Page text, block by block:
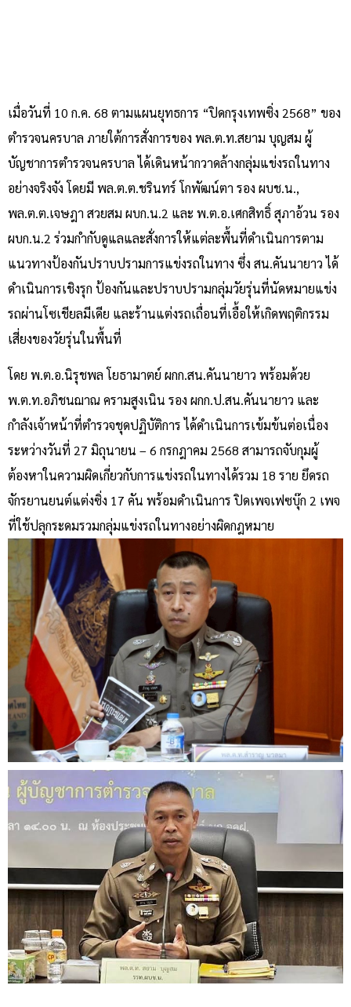
เมื่อวันที่ 10 ก.ค. 68 ตามแผนยุทธการ “ปิดกรุงเทพซิ่ง 2568” ของ
ตำรวจนครบาล ภายใต้การสั่งการของ พล.ต.ท.สยาม บุญสม ผู้
บัญชาการตำรวจนครบาล ได้เดินหน้ากวาดล้างกลุ่มแข่งรถในทาง
อย่างจริงจัง โดยมี พล.ต.ต.ชรินทร์ โกพัฒน์ตา รอง ผบช.น.,
พล.ต.ต.เจษฎา สวยสม ผบก.น.2 และ พ.ต.อ.เศกสิทธิ์ สุภาอ้วน รอง
ผบก.น.2 ร่วมกำกับดูแลและสั่งการให้แต่ละพื้นที่ดำเนินการตาม
แนวทางป้องกันปราบปรามการแข่งรถในทาง ซึ่ง สน.คันนายาว ได้
ดำเนินการเชิงรุก ป้องกันและปราบปรามกลุ่มวัยรุ่นที่นัดหมายแข่ง
รถผ่านโซเชียลมีเดีย และร้านแต่งรถเถื่อนที่เอื้อให้เกิดพฤติกรรม
เสี่ยงของวัยรุ่นในพื้นที่
โดย พ.ต.อ.นิรุชพล โยธามาตย์ ผกก.สน.คันนายาว พร้อมด้วย
พ.ต.ท.อภิชนฌาณ ครามสูงเนิน รอง ผกก.ป.สน.คันนายาว และ
กำลังเจ้าหน้าที่ตำรวจชุดปฏิบัติการ ได้ดำเนินการเข้มข้นต่อเนื่อง
ระหว่างวันที่ 27 มิถุนายน – 6 กรกฎาคม 2568 สามารถจับกุมผู้
ต้องหาในความผิดเกี่ยวกับการแข่งรถในทางได้รวม 18 ราย ยึดรถ
จักรยานยนต์แต่งซิ่ง 17 คัน พร้อมดำเนินการ ปิดเพจเฟซบุ๊ก 2 เพจ
ที่ใช้ปลุกระดมรวมกลุ่มแข่งรถในทางอย่างผิดกฎหมาย